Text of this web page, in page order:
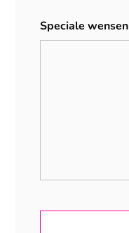
Speciale wensen